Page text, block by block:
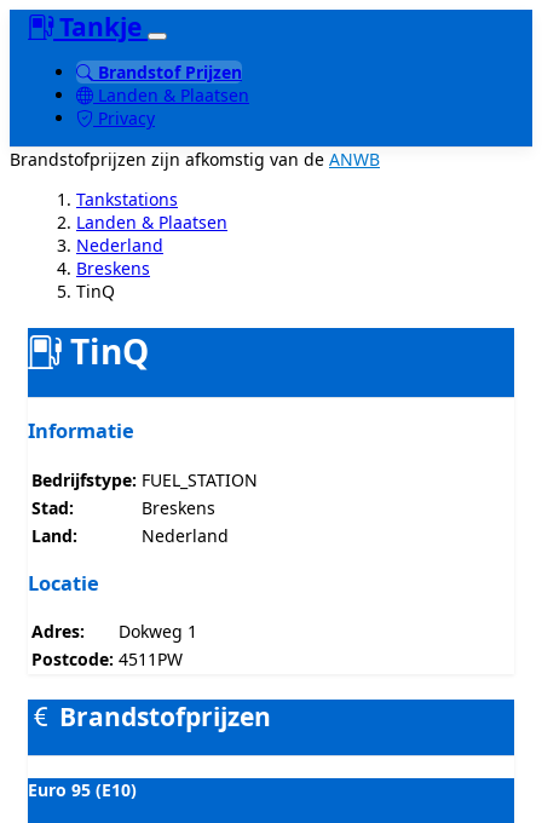
Tankje
Brandstof Prijzen
Landen & Plaatsen
Privacy
Brandstofprijzen zijn afkomstig van de ANWB
Tankstations
Landen & Plaatsen
Nederland
Breskens
TinQ
TinQ
Informatie
Bedrijfstype: FUEL_STATION
Stad:
Breskens
Land:
Nederland
Locatie
Adres:
Dokweg 1
Postcode: 4511PW
Brandstofprijzen
Euro 95 (E10)